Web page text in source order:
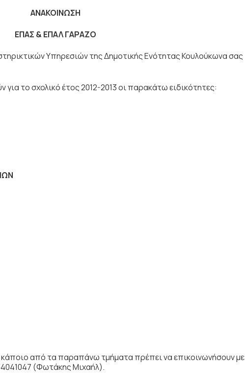
ΑΝΑΚΟΙΝΩΣΗ
ΕΠΑΣ & ΕΠΑΛ ΓΑΡΑΖΟ
Υπηρεσιών της Δημοτικής Ενότητας Κουλούκωνα σας
το σχολικό έτος 2012-2013 οι παρακάτω ειδικότητες:
από τα παραπάνω τμήματα πρέπει να επικοινωνήσουν με
(Φωτάκης Μιχαήλ).